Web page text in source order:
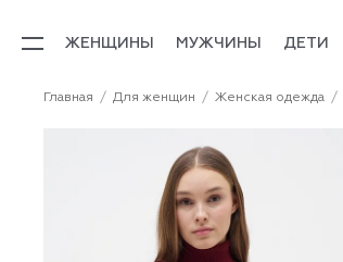
ЖЕНЩИНЫ МУЖЧИНЫ ДЕТИ
Главная Для женщин Женская одежда